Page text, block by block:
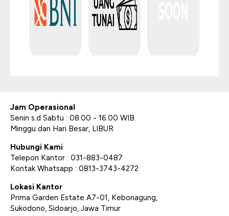
Jam Operasional
Senin s.d Sabtu : 08.00 - 16.00 WIB.
Minggu dan Hari Besar, LIBUR
Hubungi Kami
Telepon Kantor : 031-883-0487
Kontak Whatsapp : 0813-3743-4272
Lokasi Kantor
Prima Garden Estate A7-01, Kebonagung,
Sukodono, Sidoarjo, Jawa Timur